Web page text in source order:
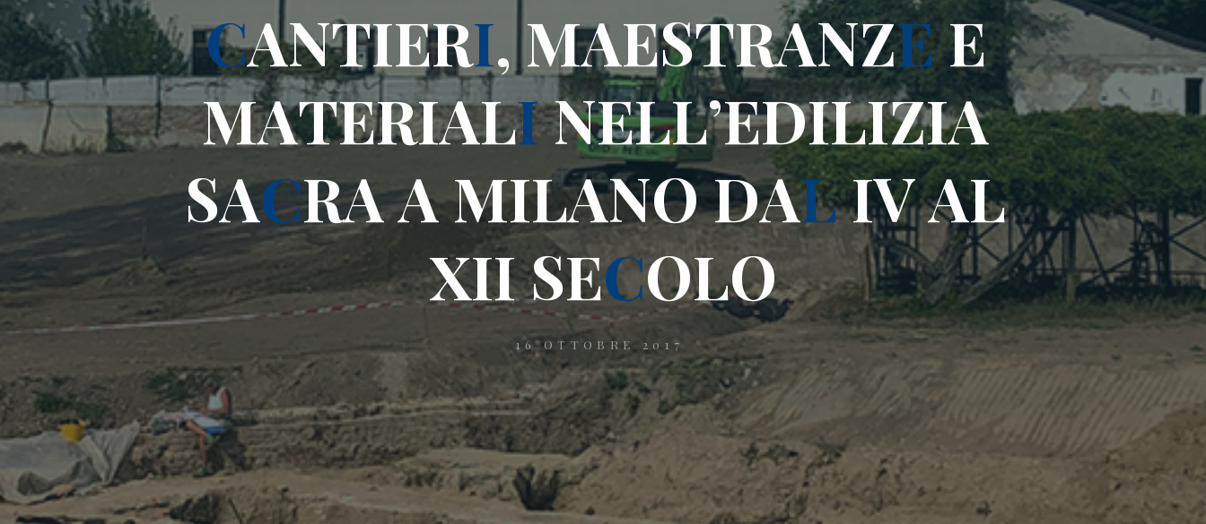
CANTIERI, MAESTRANZEE
MATERIALINELL’EDILIZIA
SACRAAMILANODALIVAL
XIISECOLO
16 OTTOBRE 2017